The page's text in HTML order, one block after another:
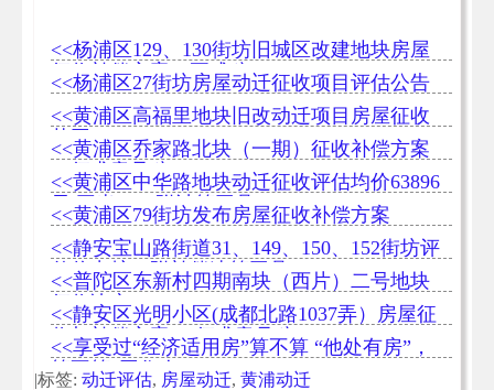
<<杨浦区129、130街坊旧城区改建地块房屋
征收补偿方案（正式稿）
<<杨浦区27街坊房屋动迁征收项目评估公告
<<黄浦区高福里地块旧改动迁项目​房屋征收
范围
<<黄浦区乔家路北块（一期）征收补偿方案
（征求意见稿）
<<黄浦区中华路地块动迁征收评估均价63896
元/平米！（附计算工具）
<<黄浦区79街坊发布房屋征收补偿方案
<<静安宝山路街道31、149、150、152街坊评
估价出炉（附补偿速算工具）
<<普陀区东新村四期南块（西片）二号地块
征收决定
<<静安区光明小区(成都北路1037弄）房屋征
收与补偿方案 （征求意见稿）
<<享受过“经济适用房”算不算 “他处有房”，
算不算“同住人”
|标签: 动迁评估, 房屋动迁, 黄浦动迁